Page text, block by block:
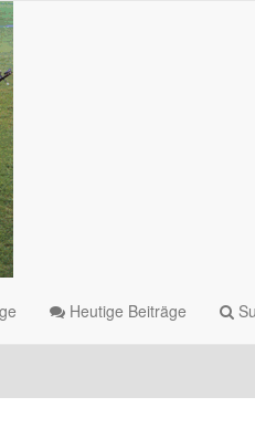
Heutige Beiträge